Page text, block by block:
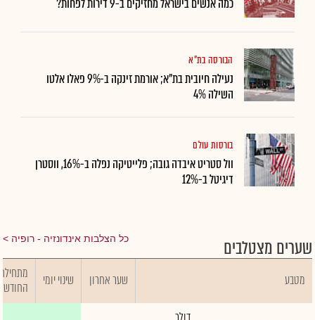
כמה אנשים בישראל מחזיקים ב-9 דירות לפחות?
הבורסה בת"א
נעילה חיובית בת"א; אורמת זינקה ב-9% פאלו אלטו
השילה 4%
בורסות עולם
וול סטריט איבדה גובה; פלייטיקה נפלה ב-16%, ווסטרן
דיגיטל ב-12%
שערים מצטלבים כל הצלבות אינדונזיה - רופיה
מטבע שער אחרון שינוי יומי
החודש